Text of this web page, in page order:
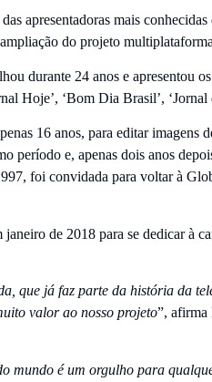
apresentadoras mais
do projeto
durante 24 anos e apresentou
Hoje’, ‘Bom Dia Brasil’,
16 anos, para editar imagens
período e, apenas dois anos
foi convidada para voltar à
de 2018 para se dedicar à
que já faz parte da história da
valor ao nosso projeto”,
mundo é um orgulho para